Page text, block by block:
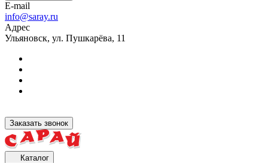
E-mail
info@saray.ru
Адрес
Ульяновск, ул. Пушкарёва, 11
Заказать звонок
Каталог